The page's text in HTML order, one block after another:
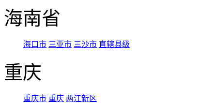
海南省
海口市 三亚市 三沙市 直辖县级
重庆
重庆市 重庆 两江新区